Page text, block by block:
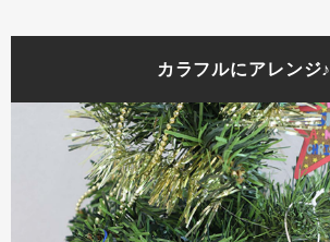
カラフルにアレンジ♪